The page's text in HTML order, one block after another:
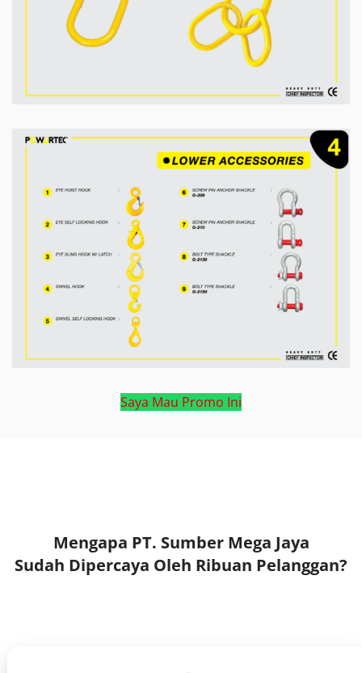
Saya Mau Promo Ini
Mengapa PT. Sumber Mega Jaya
Sudah Dipercaya Oleh Ribuan Pelanggan?